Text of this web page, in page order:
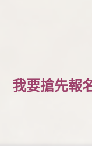
我要搶先報